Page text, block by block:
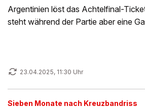
Argentinien löst das Achtelfinal-
steht während der Partie aber eine
23.04.2025, 11:30 Uhr
Sieben Monate nach Kreuzbandriss